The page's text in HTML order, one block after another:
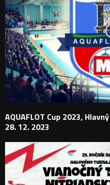
AQUAFLOT Cup 2023,
28. 12. 2023